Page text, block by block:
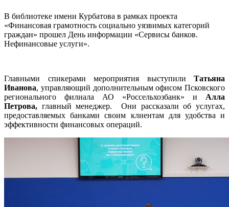
В библиотеке имени Курбатова в рамках проекта
«Финансовая грамотность социально уязвимых категорий
граждан» прошел День информации «Сервисы банков.
Нефинансовые услуги».
Главными спикерами мероприятия выступили Татьяна
Иванова, управляющий дополнительным офисом Псковского
регионального филиала АО «Россельхозбанк» и Алла
Петрова, главный менеджер. Они рассказали об услугах,
предоставляемых банками своим клиентам для удобства и
эффективности финансовых операций.